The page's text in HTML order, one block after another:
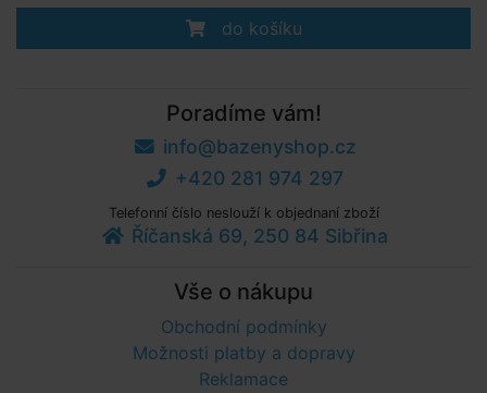
do košíku
Poradíme vám!
info@bazenyshop.cz
+420 281 974 297
Telefonní číslo neslouží k objednaní zboží
Říčanská 69, 250 84 Sibřina
Vše o nákupu
Obchodní podmínky
Možnosti platby a dopravy
Reklamace